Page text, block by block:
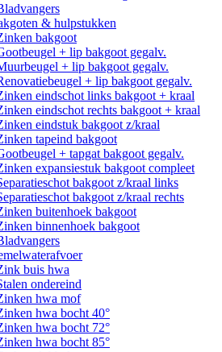
& hulpstukken
bakgoot
+ lip bakgoot gegalv.
+ lip bakgoot gegalv.
+ lip bakgoot gegalv.
eindschot links bakgoot + kraal
eindschot rechts bakgoot + kraal
eindstuk bakgoot z/kraal
tapeind bakgoot
+ tapgat bakgoot gegalv.
expansiestuk bakgoot compleet
bakgoot z/kraal links
bakgoot z/kraal rechts
buitenhoek bakgoot
binnenhoek bakgoot
buis hwa
ondereind
hwa mof
hwa bocht 40°
hwa bocht 72°
hwa bocht 85°